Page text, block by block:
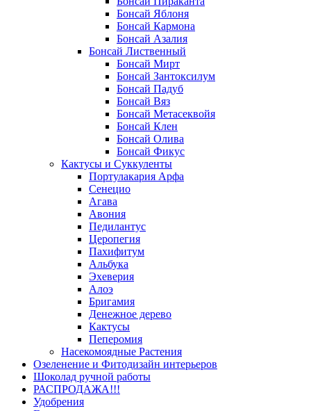
Бонсай Яблоня
Бонсай Кармона
Бонсай Азалия
Бонсай Лиственный
Бонсай Мирт
Бонсай Зантоксилум
Бонсай Падуб
Бонсай Вяз
Бонсай Метасеквойя
Бонсай Клен
Бонсай Олива
Бонсай Фикус
Кактусы и Суккуленты
Портулакария Арфа
Сенецио
Агава
Авония
Педилантус
Церопегия
Пахифитум
Альбука
Эхеверия
Алоэ
Бригамия
Денежное дерево
Кактусы
Пеперомия
Насекомоядные Растения
Озеленение и Фитодизайн интерьеров
Шоколад ручной работы
РАСПРОДАЖА!!!
Удобрения